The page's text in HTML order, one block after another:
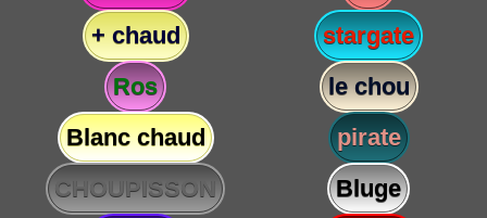
+ chaud
stargate
Ros
le chou
Blanc chaud
pirate
CHOUPISSON
Bluge